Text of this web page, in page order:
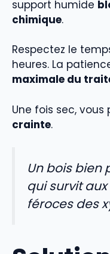
support humide
chimique.
Respectez le
heures. La
maximale du
Une fois sec, vous
crainte.
Un bois bien
qui survit
féroces des